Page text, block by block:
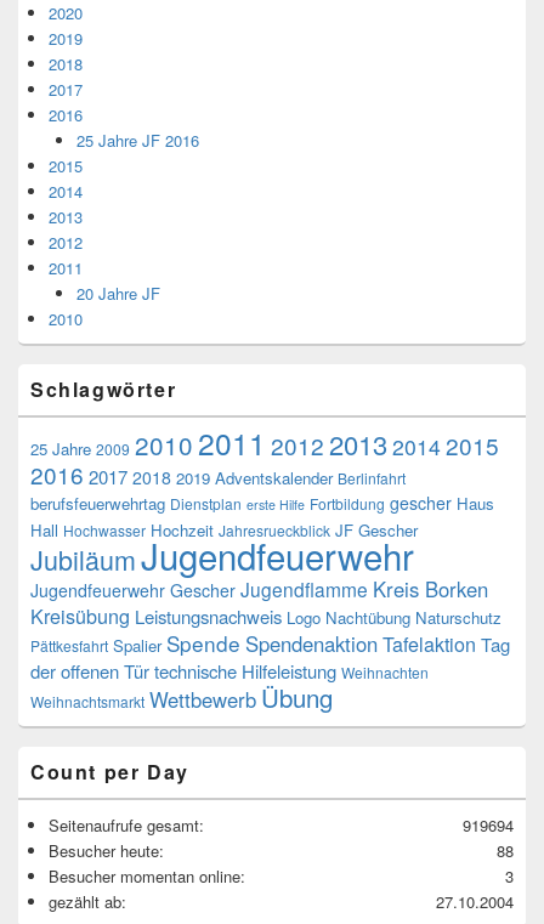
2020
2019
2018
2017
2016
25 Jahre JF 2016
2015
2014
2013
2012
2011
20 Jahre JF
2010
Schlagwörter
25 Jahre 2009 2010 2011 2012 2013 20142015
2016 2017 2018 2019 Adventskalender Berlinfahrt
berufsfeuerwehrtag Dienstplan erste Hilfe Fortbildung gescher Haus
Hall Hochwasser Hochzeit Jahresrueckblick JF Gescher
JubiläumJugendfeuerwehr
Jugendfeuerwehr Gescher Jugendflamme Kreis Borken
Kreisübung Leistungsnachweis Logo Nachtübung Naturschutz
Pättkesfahrt Spalier Spende SpendenaktionTafelaktion Tag
der offenen Türtechnische Hilfeleistung Weihnachten
Weihnachtsmarkt Wettbewerb Übung
Count per Day
919694
Seitenaufrufe gesamt:
88
Besucher heute:
3
Besucher momentan online:
27.10.2004
gezählt ab: